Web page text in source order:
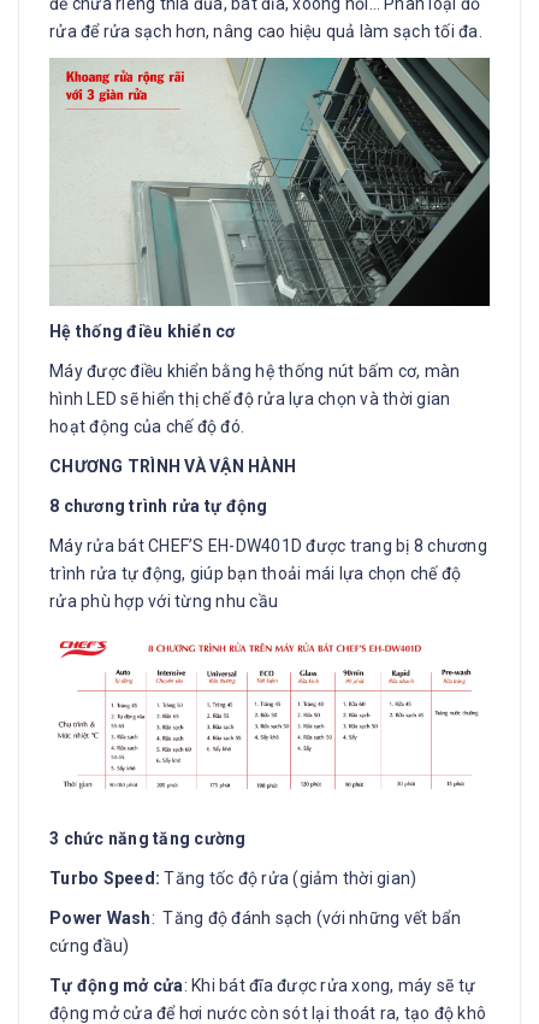
để chứa riêng thìa đũa, bát đĩa, xoong nồi… Phân loại đồ
rửa để rửa sạch hơn, nâng cao hiệu quả làm sạch tối đa.
Hệ thống điều khiển cơ
Máy được điều khiển bằng hệ thống nút bấm cơ, màn
hình LED sẽ hiển thị chế độ rửa lựa chọn và thời gian
hoạt động của chế độ đó.
CHƯƠNG TRÌNH VÀ VẬN HÀNH
8 chương trình rửa tự động
Máy rửa bát CHEF’S EH-DW401D được trang bị 8 chương
trình rửa tự động, giúp bạn thoải mái lựa chọn chế độ
rửa phù hợp với từng nhu cầu
3 chức năng tăng cường
Turbo Speed:Tăng tốc độ rửa (giảm thời gian)
Power Wash: Tăng độ đánh sạch (với những vết bẩn
cứng đầu)
Tự động mở cửa: Khi bát đĩa được rửa xong, máy sẽ tự
động mở cửa để hơi nước còn sót lại thoát ra, tạo độ khô